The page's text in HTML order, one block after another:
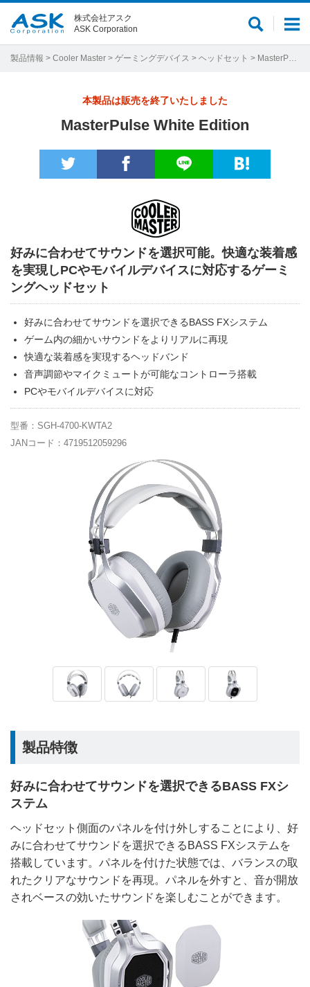
メ
ュ
サ
ト
株式会社アスク
ASK Corporation
製品情報 > Cooler Master > ゲーミングデバイス > ヘッドセット > MasterPulse White Edition
本製品は販売を終了いたしました
MasterPulse White Edition
好みに合わせてサウンドを選択可能。快適な装着感
を実現しPCやモバイルデバイスに対応するゲーミ
ングヘッドセット
好みに合わせてサウンドを選択できるBASS FXシステム
ゲーム内の細かいサウンドをよりリアルに再現
快適な装着感を実現するヘッドバンド
音声調節やマイクミュートが可能なコントローラ搭載
PCやモバイルデバイスに対応
型番：SGH-4700-KWTA2
JANコード：4719512059296
製品特徴
好みに合わせてサウンドを選択できるBASS FXシ
ステム
ヘッドセット側面のパネルを付け外しすることにより、好
みに合わせてサウンドを選択できるBASS FXシステムを
搭載しています。パネルを付けた状態では、バランスの取
れたクリアなサウンドを再現。パネルを外すと、音が開放
されベースの効いたサウンドを楽しむことができます。